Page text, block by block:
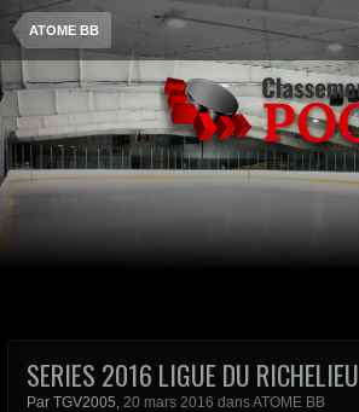
ATOME BB
SERIES 2016 LIGUE DU RICHELIEU
Par TGV2005, 20 mars 2016 dansATOME BB